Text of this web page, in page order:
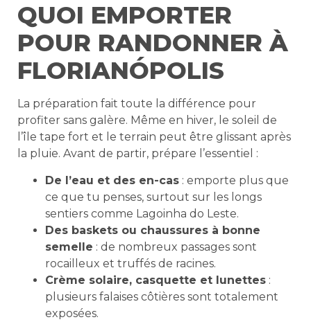
QUOI EMPORTER
POUR RANDONNER À
FLORIANÓPOLIS
La préparation fait toute la différence pour
profiter sans galère. Même en hiver, le soleil de
l’île tape fort et le terrain peut être glissant après
la pluie. Avant de partir, prépare l’essentiel :
De l’eau et des en-cas : emporte plus que
ce que tu penses, surtout sur les longs
sentiers comme Lagoinha do Leste.
Des baskets ou chaussures à bonne
semelle : de nombreux passages sont
rocailleux et truffés de racines.
Crème solaire, casquette et lunettes :
plusieurs falaises côtières sont totalement
exposées.